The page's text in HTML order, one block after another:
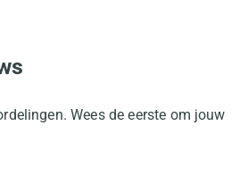
Wees de eerste om jouw